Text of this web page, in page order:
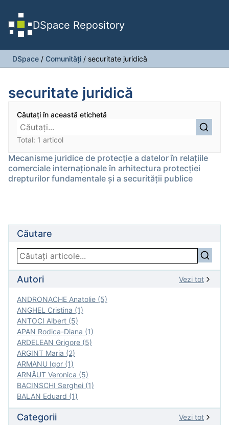
DSpace Repository
DSpace / Comunități / securitate juridică
securitate juridică
Căutați în această etichetă
Total: 1 articol
Mecanisme juridice de protecție a datelor în relațiile
comerciale internaționale în arhitectura protecției
drepturilor fundamentale și a securității publice
Căutare
Autori Vezi tot
ANDRONACHE Anatolie (5)
ANGHEL Cristina (1)
ANTOCI Albert (5)
APAN Rodica-Diana (1)
ARDELEAN Grigore (5)
ARGINT Maria (2)
ARMANU Igor (1)
ARNĂUT Veronica (5)
BACINSCHI Serghei (1)
BALAN Eduard (1)
Categorii Vezi tot